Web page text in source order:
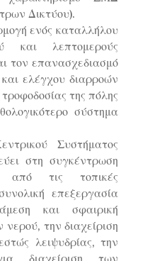
Δικτύου).
ενός καταλλήλου
και λεπτομερούς
τον επανασχεδιασμό
ελέγχου διαρροών
της πόλης
σύστημα
Συστήματος
στη συγκέντρωση
τις τοπικές
επεξεργασία
και σφαιρική
την διαχείριση
λειψυδρίας, την